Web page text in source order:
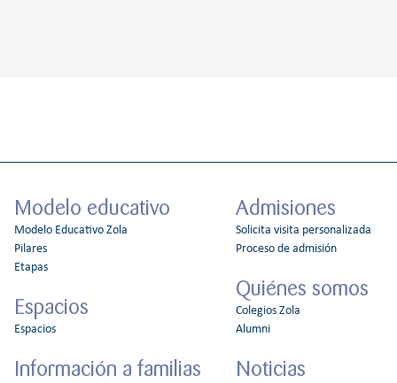
Modelo educativo
Modelo Educativo Zola
Pilares
Etapas
Espacios
Espacios
Información a familias
Admisiones
Solicita visita personalizada
Proceso de admisión
Quiénes somos
Colegios Zola
Alumni
Noticias